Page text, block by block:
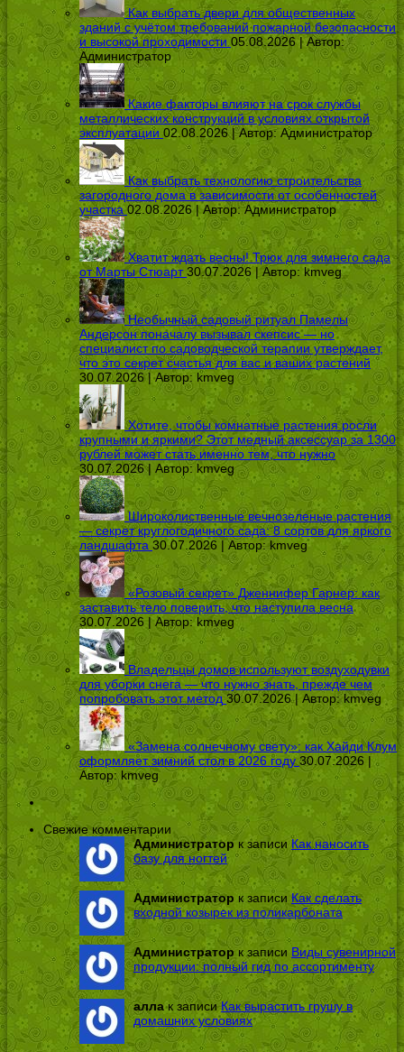
Как выбрать двери для общественных
зданий с учётом требований пожарной безопасности
и высокой проходимости 05.08.2026 | Автор:
Администратор
Какие факторы влияют на срок службы
металлических конструкций в условиях открытой
эксплуатации 02.08.2026 | Автор: Администратор
Как выбрать технологию строительства
загородного дома в зависимости от особенностей
участка 02.08.2026 | Автор:Администратор
Хватит ждать весны! Трюк для зимнего сада
от Марты Стюарт 30.07.2026 | Автор: kmveg
Необычный садовый ритуал Памелы
Андерсон поначалу вызывал скепсис — но
специалист по садоводческой терапии утверждает,
что это секрет счастья для вас и ваших растений
30.07.2026 | Автор: kmveg
Хотите, чтобы комнатные растения росли
крупными и яркими? Этот медный аксессуар за 1300
рублей может стать именно тем, что нужно
30.07.2026 | Автор: kmveg
Широколиственные вечнозеленые растения
— секрет круглогодичного сада: 8 сортов для яркого
ландшафта 30.07.2026 | Автор:kmveg
«Розовый секрет» Дженнифер Гарнер: как
заставить тело поверить, что наступила весна
30.07.2026 | Автор:kmveg
Владельцы домов используют воздуходувки
для уборки снега — что нужно знать, прежде чем
попробовать этот метод 30.07.2026 | Автор:kmveg
«Замена солнечному свету»: как Хайди Клум
оформляет зимний стол в 2026 году 30.07.2026 |
Автор:kmveg
Свежие комментарии
Администраторк записи Как наносить
базу для ногтей
Администраторк записи Как сделать
входной козырек из поликарбоната
Администраторк записи Виды сувенирной
продукции: полный гид по ассортименту
аллак записиКак вырастить грушу в
домашних условиях